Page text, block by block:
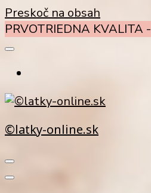
Preskoč na obsah
PRVOTRIEDNA KVALITA
©latky-online.sk